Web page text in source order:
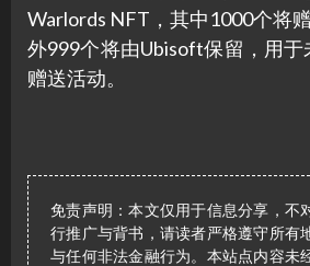
Warlords NFT，其中1000个将
外999个将由Ubisoft保留，用
赠送活动​​。
免责声明：本文仅用于信息分享，不
行推广与背书，请读者严格遵守所有
与任何非法金融行为。本站点内容未